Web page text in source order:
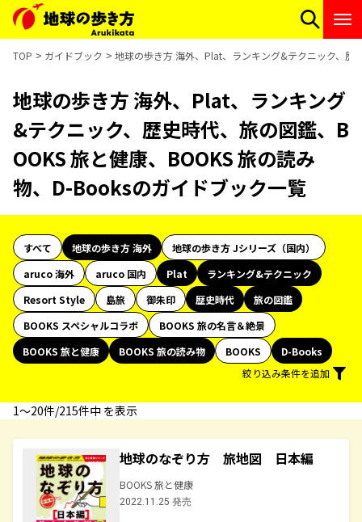
TOP ガイドブック 地球の歩き方 海外、Plat、ランキング&テクニック、歴
地球の歩き方 海外、Plat、ランキング
&テクニック、歴史時代、旅の図鑑、B
OOKS 旅と健康、BOOKS 旅の読み
物、D-Booksのガイドブック一覧
すべて 地球の歩き方 海外
地球の歩き方 Jシリーズ（国内）
aruco 海外
aruco 国内 Plat
ランキング&テクニック
Resort Style
島旅 御朱印 歴史時代
旅の図鑑
BOOKS スペシャルコラボ
BOOKS 旅の名言＆絶景
BOOKS 旅と健康
BOOKS 旅の読み物 BOOKS
D-Books
絞り込み条件を追加
1〜20件/215件中 を表示
地球のなぞり方 旅地図 日本編
BOOKS 旅と健康
2022.11.25 発売